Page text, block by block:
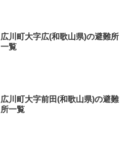
広川町大字広(和歌山県)の避難所
一覧
広川町大字前田(和歌山県)の避難
所一覧